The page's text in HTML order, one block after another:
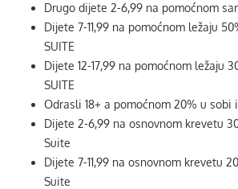
Drugo dijete 2-6,99 na pomoćnom
Dijete 7-11,99 na pomoćnom ležaju
SUITE
Dijete 12-17,99 na pomoćnom ležaju
SUITE
Odrasli 18+ a pomoćnom 20% u sobi i
Dijete 2-6,99 na osnovnom krevetu
Suite
Dijete 7-11,99 na osnovnom krevetu
Suite